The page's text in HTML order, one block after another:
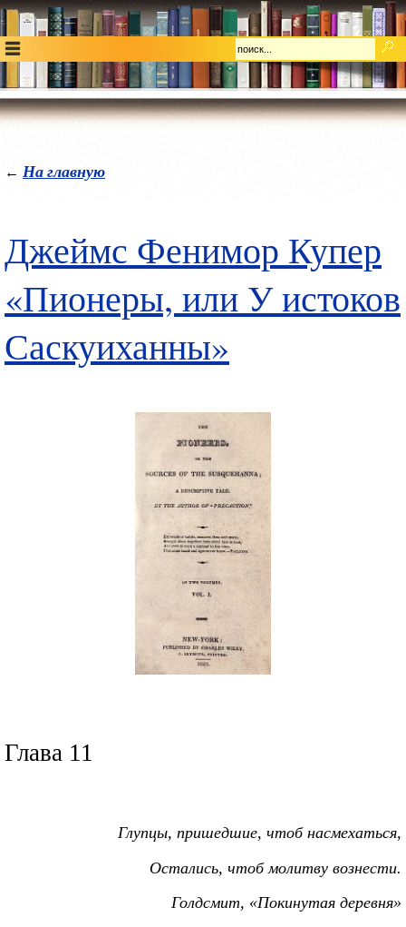
← На главную
Джеймс Фенимор Купер
«Пионеры, или У истоков
Саскуиханны»
Глава 11
Глупцы, пришедшие, чтоб насмехаться,
Остались, чтоб молитву вознести.
Голдсмит, «Покинутая деревня»